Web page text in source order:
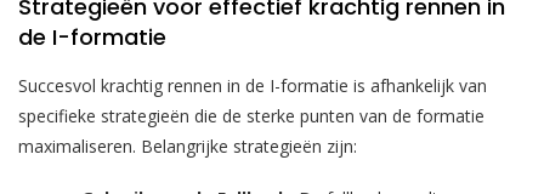
Strategieën voor effectief krachtig rennen in
de I-formatie
Succesvol krachtig rennen in de I-formatie is afhankelijk van
specifieke strategieën die de sterke punten van de formatie
maximaliseren. Belangrijke strategieën zijn: